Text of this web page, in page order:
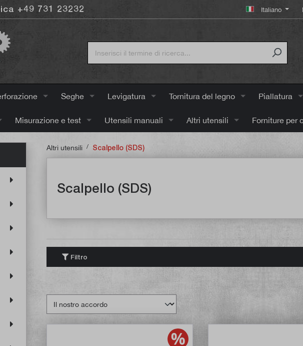
+49 731 23232 Italiano
Seghe Levigatura Tornitura del legno Piallatura
Misurazione e test Utensili manuali Altri utensili Forniture per
Altri utensili / Scalpello (SDS)
Scalpello (SDS)
Filtro